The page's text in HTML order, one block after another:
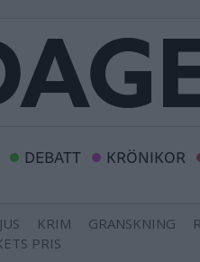
DEBATT KRÖNIKOR
KRIM GRANSKNING
PRIS